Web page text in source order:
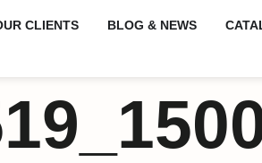
CLIENTS BLOG & NEWS